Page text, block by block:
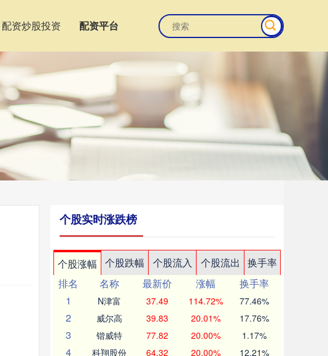
配资炒股投资 配资平台
个股实时涨跌榜
个股涨幅 个股跌幅 个股流入 个股流出
换手率
排名
名称 最新价 涨幅
换手率
1
N津富 37.49 114.72% 77.46%
2 威尔高 39.83 20.01% 17.76%
3 锴威特 77.82 20.00% 1.17%
4 科翔股份 64.32 20.00% 12.21%